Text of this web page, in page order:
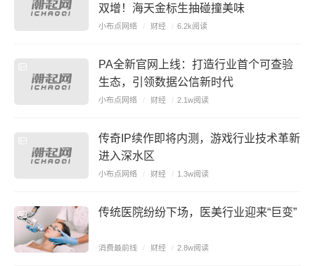
双增！海天金标生抽碰撞美味
小布点网络 / 财经 / 6.2k阅读
PA全新官网上线：打造行业首个可查验
生态，引领数据公信新时代
小布点网络 / 财经 / 2.1w阅读
传奇IP续作即将内测，游戏行业技术革新
进入深水区
小布点网络 / 财经 / 1.3w阅读
传统医院纷纷下场，医美行业迎来“巨变”
消费最前线 / 财经 / 2.8w阅读